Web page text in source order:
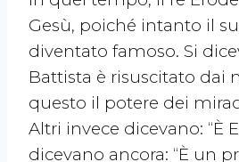
Gesù, poiché intanto il
diventato famoso. Si
Battista è risuscitato dai
questo il potere dei
Altri invece dicevano: “È
dicevano ancora: “È un